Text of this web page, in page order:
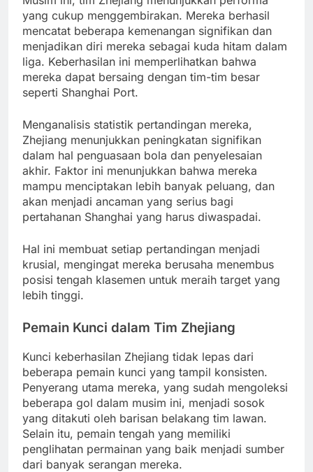
yang cukup menggembirakan. Mereka berhasil
mencatat beberapa kemenangan signifikan dan
menjadikan diri mereka sebagai kuda hitam dalam
liga. Keberhasilan ini memperlihatkan bahwa
mereka dapat bersaing dengan tim-tim besar
seperti Shanghai Port.
Menganalisis statistik pertandingan mereka,
Zhejiang menunjukkan peningkatan signifikan
dalam hal penguasaan bola dan penyelesaian
akhir. Faktor ini menunjukkan bahwa mereka
mampu menciptakan lebih banyak peluang, dan
akan menjadi ancaman yang serius bagi
pertahanan Shanghai yang harus diwaspadai.
Hal ini membuat setiap pertandingan menjadi
krusial, mengingat mereka berusaha menembus
posisi tengah klasemen untuk meraih target yang
lebih tinggi.
Pemain Kunci dalam Tim Zhejiang
Kunci keberhasilan Zhejiang tidak lepas dari
beberapa pemain kunci yang tampil konsisten.
Penyerang utama mereka, yang sudah mengoleksi
beberapa gol dalam musim ini, menjadi sosok
yang ditakuti oleh barisan belakang tim lawan.
Selain itu, pemain tengah yang memiliki
penglihatan permainan yang baik menjadi sumber
dari banyak serangan mereka.